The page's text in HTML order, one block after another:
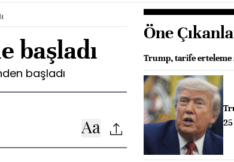
başladı
başladı
Öne
Trump, tarife erteleme